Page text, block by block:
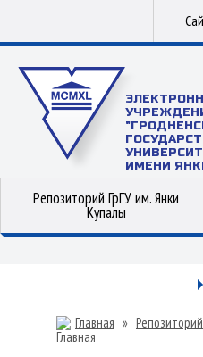
ИМЕНИ
Репозиторий ГрГУ им. Янки
Купалы
Главная »